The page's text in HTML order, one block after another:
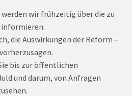
wir frühzeitig über die zu
informieren.
die Auswirkungen der Reform –
bis zur öffentlichen
und darum, von Anfragen